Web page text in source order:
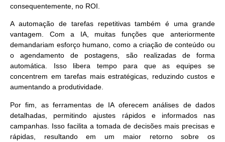
consequentemente, no ROI.
A automação de tarefas repetitivas também é uma grande
vantagem. Com a IA, muitas funções que anteriormente
demandariam esforço humano, como a criação de conteúdo ou
o agendamento de postagens, são realizadas de forma
automática. Isso libera tempo para que as equipes se
concentrem em tarefas mais estratégicas , reduzindo custos e
aumentando a produtividade.
Por fim, as ferramentas de IA oferecem análises de dados
detalhadas, permitindo ajustes rápidos e informados nas
campanhas. Isso facilita a tomada de decisões mais precisas e
rápidas, resultando em um maior retorno sobre os